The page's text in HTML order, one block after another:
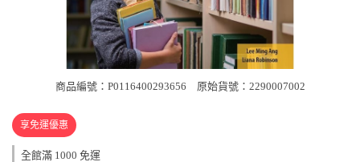
商品編號：P0116400293656 原始貨號：2290007002
享免運優惠
全館滿 1000 免運